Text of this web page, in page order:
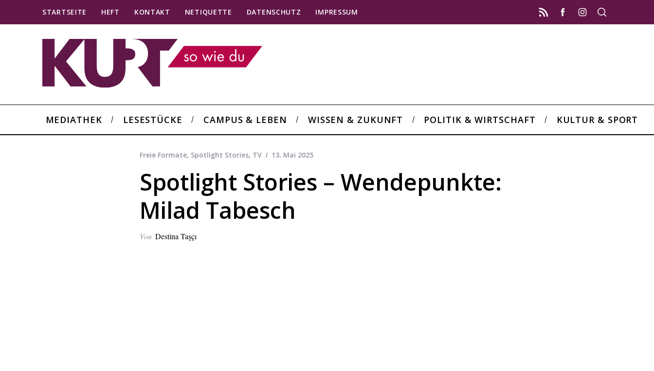
STARTSEITE HEFT KONTAKT NETIQUETTE DATENSCHUTZ IMPRESSUM
MEDIATHEK LESESTÜCKE CAMPUS & LEBEN WISSEN & ZUKUNFT POLITIK & WIRTSCHAFT KULTUR & SPORT
Freie Formate, Spotlight Stories, TV 13. Mai 2025
Spotlight Stories – Wendepunkte:
Milad Tabesch
Von Destina Taşçı